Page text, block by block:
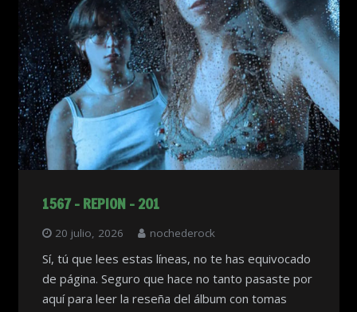
1567 – REPION – 201
20 julio, 2026 nochederock
Sí, tú que lees estas líneas, no te has equivocado
de página. Seguro que hace no tanto pasaste por
aquí para leer la reseña del álbum con tomas